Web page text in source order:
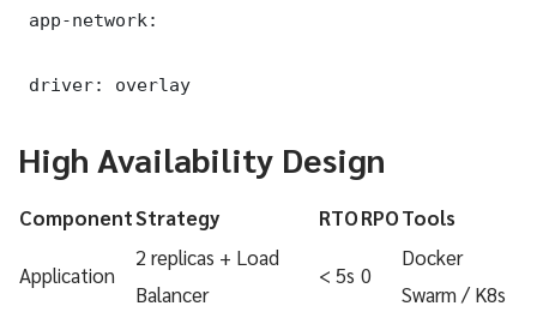
app-network:
driver: overlay
High Availability Design
ComponentStrategy RTORPOTools
Application
2 replicas + Load
Balancer
< 5s 0
Docker
Swarm / K8s